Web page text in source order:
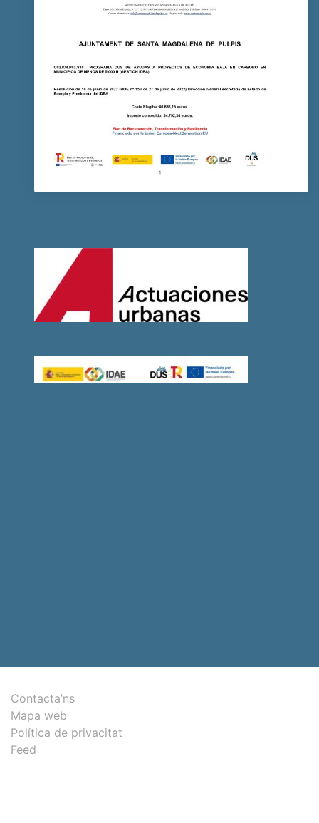
Contacta’ns
Mapa web
Política de privacitat
Feed